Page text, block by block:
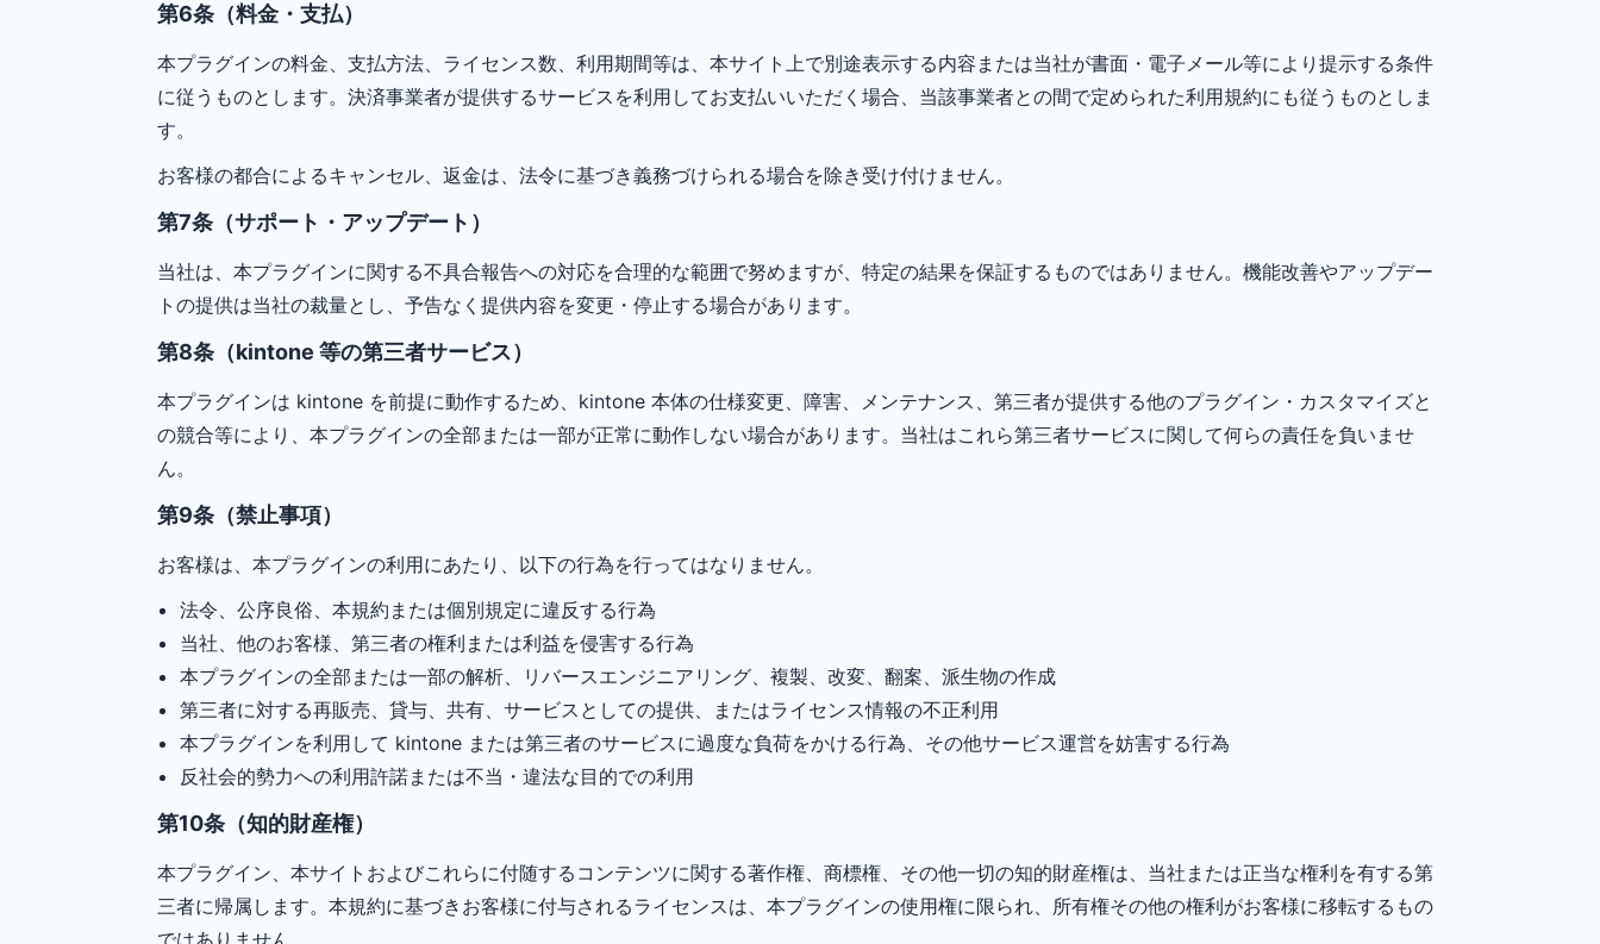
第6条（料金・支払）
本プラグインの料金、支払方法、ライセンス数、利用期間等は、本サイト上で別途表示する内容または当社が書面・電子メール等により提示する条件
に従うものとします。決済事業者が提供するサービスを利用してお支払いいただく場合、当該事業者との間で定められた利用規約にも従うものとしま
す。
お客様の都合によるキャンセル、返金は、法令に基づき義務づけられる場合を除き受け付けません。
第7条（サポート・アップデート）
当社は、本プラグインに関する不具合報告への対応を合理的な範囲で努めますが、特定の結果を保証するものではありません。機能改善やアップデー
トの提供は当社の裁量とし、予告なく提供内容を変更・停止する場合があります。
第8条（kintone 等の第三者サービス）
本プラグインは kintone を前提に動作するため、kintone 本体の仕様変更、障害、メンテナンス、第三者が提供する他のプラグイン・カスタマイズと
の競合等により、本プラグインの全部または一部が正常に動作しない場合があります。当社はこれら第三者サービスに関して何らの責任を負いませ
ん。
第9条（禁止事項）
お客様は、本プラグインの利用にあたり、以下の行為を行ってはなりません。
法令、公序良俗、本規約または個別規定に違反する行為
当社、他のお客様、第三者の権利または利益を侵害する行為
本プラグインの全部または一部の解析、リバースエンジニアリング、複製、改変、翻案、派生物の作成
第三者に対する再販売、貸与、共有、サービスとしての提供、またはライセンス情報の不正利用
本プラグインを利用して kintone または第三者のサービスに過度な負荷をかける行為、その他サービス運営を妨害する行為
反社会的勢力への利用許諾または不当・違法な目的での利用
第10条（知的財産権）
本プラグイン、本サイトおよびこれらに付随するコンテンツに関する著作権、商標権、その他一切の知的財産権は、当社または正当な権利を有する第
三者に帰属します。本規約に基づきお客様に付与されるライセンスは、本プラグインの使用権に限られ、所有権その他の権利がお客様に移転するもの
ではありません。